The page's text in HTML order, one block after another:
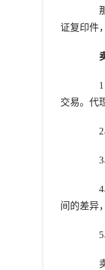
那
证复印件
1 .
交易。代
2、
3、
4、
间的差异
5、
卖